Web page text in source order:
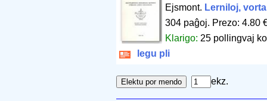
Ejsmont. Lerniloj,
304 paĝoj. Prezo: 4.80
Klarigo: 25 pollingvaj
legu pli
ekz.